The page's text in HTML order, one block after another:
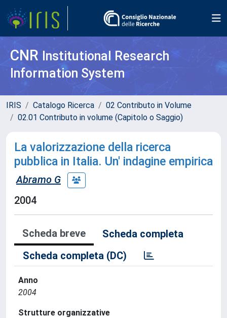
CNR Institutional Research
Information System
IRIS Catalogo Ricerca
02 Contributo in Volume
02.01 Contributo in volume (Capitolo o Saggio)
La valorizzazione della ricerca
pubblica in Italia. Un' indagine empirica
Abramo G
2004
Scheda breve
Scheda completa
Scheda completa (DC)
Anno
2004
Strutture organizzative